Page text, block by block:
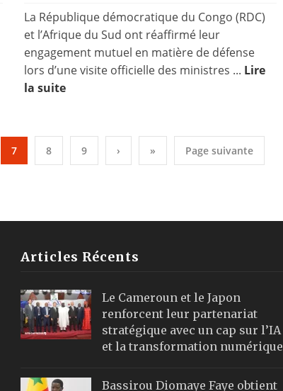
La République démocratique du Congo (RDC)
et l’Afrique du Sud ont réaffirmé leur
engagement mutuel en matière de défense
lors d’une visite officielle des ministres ... Lire
la suite
7 8 9 › » Page suivante
Articles Récents
Le Cameroun et le Japon
renforcent leur partenariat
stratégique avec un cap sur l’IA
et la transformation numérique
Bassirou Diomaye Faye obtient